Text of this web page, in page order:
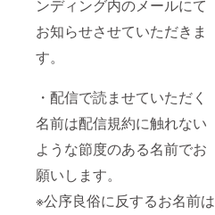
ンディング内のメールにて
お知らせさせていただきま
す。
・配信で読ませていただく
名前は配信規約に触れない
ような節度のある名前でお
願いします。
※公序良俗に反するお名前は